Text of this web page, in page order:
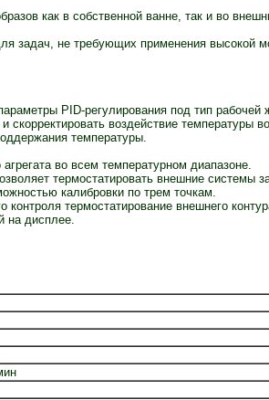
как в собственной ванне, так и во
задач, не требующих применения высокой
PID-регулирования под тип рабочей
скорректировать воздействие температуры
температуры.
во всем температурном диапазоне.
термостатировать внешние системы
калибровки по трем точкам.
термостатирование внешнего
на дисплее.